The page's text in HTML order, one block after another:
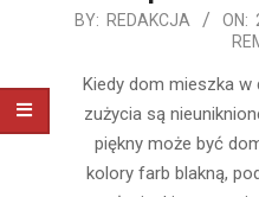
2020-
20
BY: REDAKCJA ON:
Kiedy dom mieszka w
zużycia są
piękny może być
kolory farb blakną,